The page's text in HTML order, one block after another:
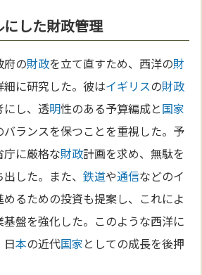
した財政管理
府の財政を立て直すため、西洋の財
細に研究した。彼はイギリスの財政
にし、透明性のある予算編成と国家
バランスを保つことを重視した。予
庁に厳格な財政計画を求め、無駄を
した。また、鉄道や通信などのイ
めるための投資も提案し、これによ
盤を強化した。このような西洋に
日本の近代国家としての成長を後押